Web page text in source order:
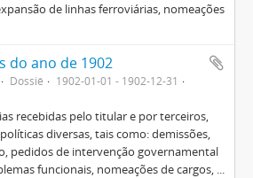
de linhas ferroviárias, nomeações
do ano de 1902
Dossiê
1902-01-01 - 1902-12-31
recebidas pelo titular e por terceiros,
diversas, tais como: demissões,
pedidos de intervenção governamental
funcionais, nomeações de cargos, ...